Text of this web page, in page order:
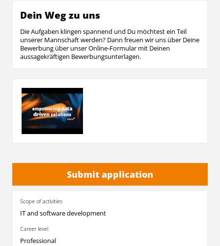
Dein Weg zu uns
Die Aufgaben klingen spannend und Du möchtest ein Teil
unserer Mannschaft werden? Dann freuen wir uns über Deine
Bewerbung über unser Online-Formular mit Deinen
aussagekräftigen Bewerbungsunterlagen.
Submit application
Scope of activities
IT and software development
Career level
Professional